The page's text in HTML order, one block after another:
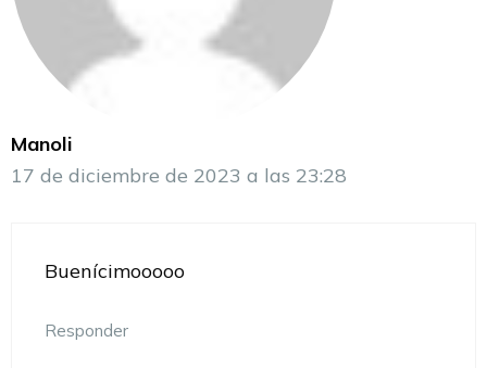
Manoli
17 de diciembre de 2023 a las 23:28
Buenícimooooo
Responder